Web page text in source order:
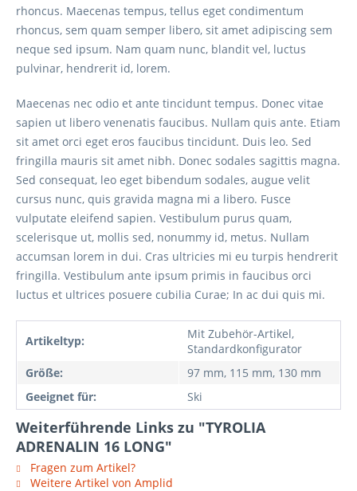
rhoncus. Maecenas tempus, tellus eget condimentum
rhoncus, sem quam semper libero, sit amet adipiscing sem
neque sed ipsum. Nam quam nunc, blandit vel, luctus
pulvinar, hendrerit id, lorem.
Maecenas nec odio et ante tincidunt tempus. Donec vitae
sapien ut libero venenatis faucibus. Nullam quis ante. Etiam
sit amet orci eget eros faucibus tincidunt. Duis leo. Sed
fringilla mauris sit amet nibh. Donec sodales sagittis magna.
Sed consequat, leo eget bibendum sodales, augue velit
cursus nunc, quis gravida magna mi a libero. Fusce
vulputate eleifend sapien. Vestibulum purus quam,
scelerisque ut, mollis sed, nonummy id, metus. Nullam
accumsan lorem in dui. Cras ultricies mi eu turpis hendrerit
fringilla. Vestibulum ante ipsum primis in faucibus orci
luctus et ultrices posuere cubilia Curae; In ac dui quis mi.
Artikeltyp:
Mit Zubehör-Artikel,
Standardkonfigurator
Größe:
97 mm, 115 mm, 130 mm
Geeignet für:
Ski
Weiterführende Links zu "TYROLIA
ADRENALIN 16 LONG"
Fragen zum Artikel?
Weitere Artikel von Amplid